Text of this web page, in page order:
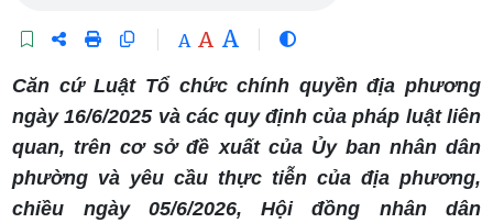
A A A
Căn cứ Luật Tổ chức chính quyền địa phương
ngày 16/6/2025 và các quy định của pháp luật liên
quan, trên cơ sở đề xuất của Ủy ban nhân dân
phường và yêu cầu thực tiễn của địa phương,
chiều ngày 05/6/2026, Hội đồng nhân dân